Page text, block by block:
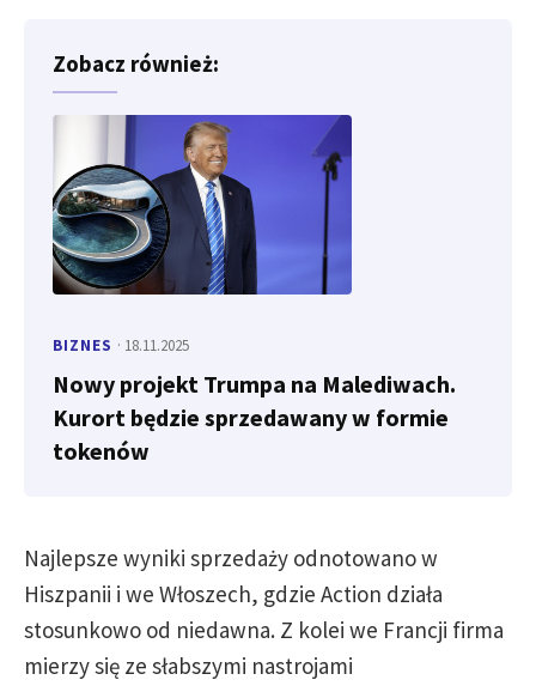
Zobacz również:
BIZNES · 18.11.2025
Nowy projekt Trumpa na Malediwach.
Kurort będzie sprzedawany w formie
tokenów
Najlepsze wyniki sprzedaży odnotowano w
Hiszpanii i we Włoszech, gdzie Action działa
stosunkowo od niedawna. Z kolei we Francji firma
mierzy się ze słabszymi nastrojami